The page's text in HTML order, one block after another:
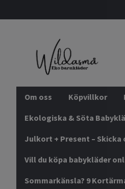
Om oss Köpvillkor
Ekologiska & Söta
Julkort + Present –
Vill du köpa babykläder
Sommarkänsla? 9